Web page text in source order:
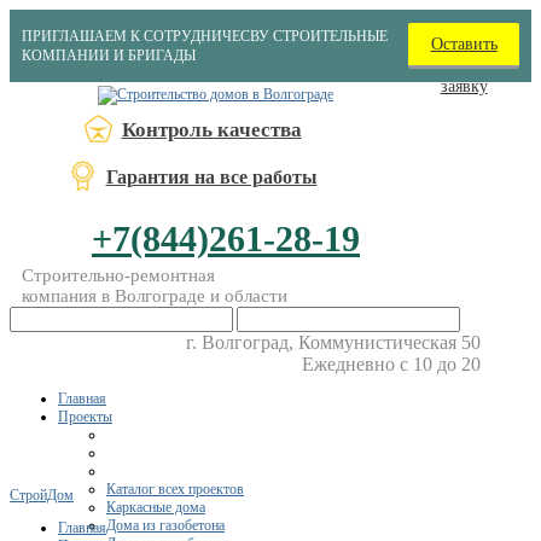
ПРИГЛАШАЕМ К СОТРУДНИЧЕСВУ СТРОИТЕЛЬНЫЕ
КОМПАНИИ И БРИГАДЫ
Оставить
заявку
Контроль качества
Гарантия на все работы
+7(844)261-28-19
Строительно-ремонтная
компания в Волгограде и области
г. Волгоград, Коммунистическая 50
Ежедневно с 10 до 20
Главная
Проекты
Каталог всех проектов
Каркасные дома
Дома из газобетона
СтройДом
Главная